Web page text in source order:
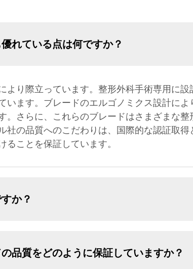
れている点は何ですか？
より際立っています。整形外科手術専用に
ます。ブレードのエルゴノミクス設計に
さらに、これらのブレードはさまざまな
の品質へのこだわりは、国際的な認証取
ことを保証しています。
か？
品質をどのように保証していますか？